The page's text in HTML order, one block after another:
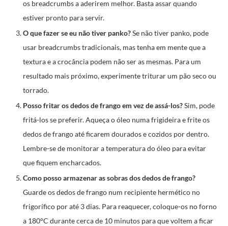
os breadcrumbs a aderirem melhor. Basta assar quando
estiver pronto para servir.
O que fazer se eu não tiver panko?Se não tiver panko, pode
usar breadcrumbs tradicionais, mas tenha em mente que a
textura e a crocância podem não ser as mesmas. Para um
resultado mais próximo, experimente triturar um pão seco ou
torrado.
Posso fritar os dedos de frango em vez de assá-los?Sim, pode
fritá-los se preferir. Aqueça o óleo numa frigideira e frite os
dedos de frango até ficarem dourados e cozidos por dentro.
Lembre-se de monitorar a temperatura do óleo para evitar
que fiquem encharcados.
Como posso armazenar as sobras dos dedos de frango?
Guarde os dedos de frango num recipiente hermético no
frigorífico por até 3 dias. Para reaquecer, coloque-os no forno
a 180°C durante cerca de 10 minutos para que voltem a ficar